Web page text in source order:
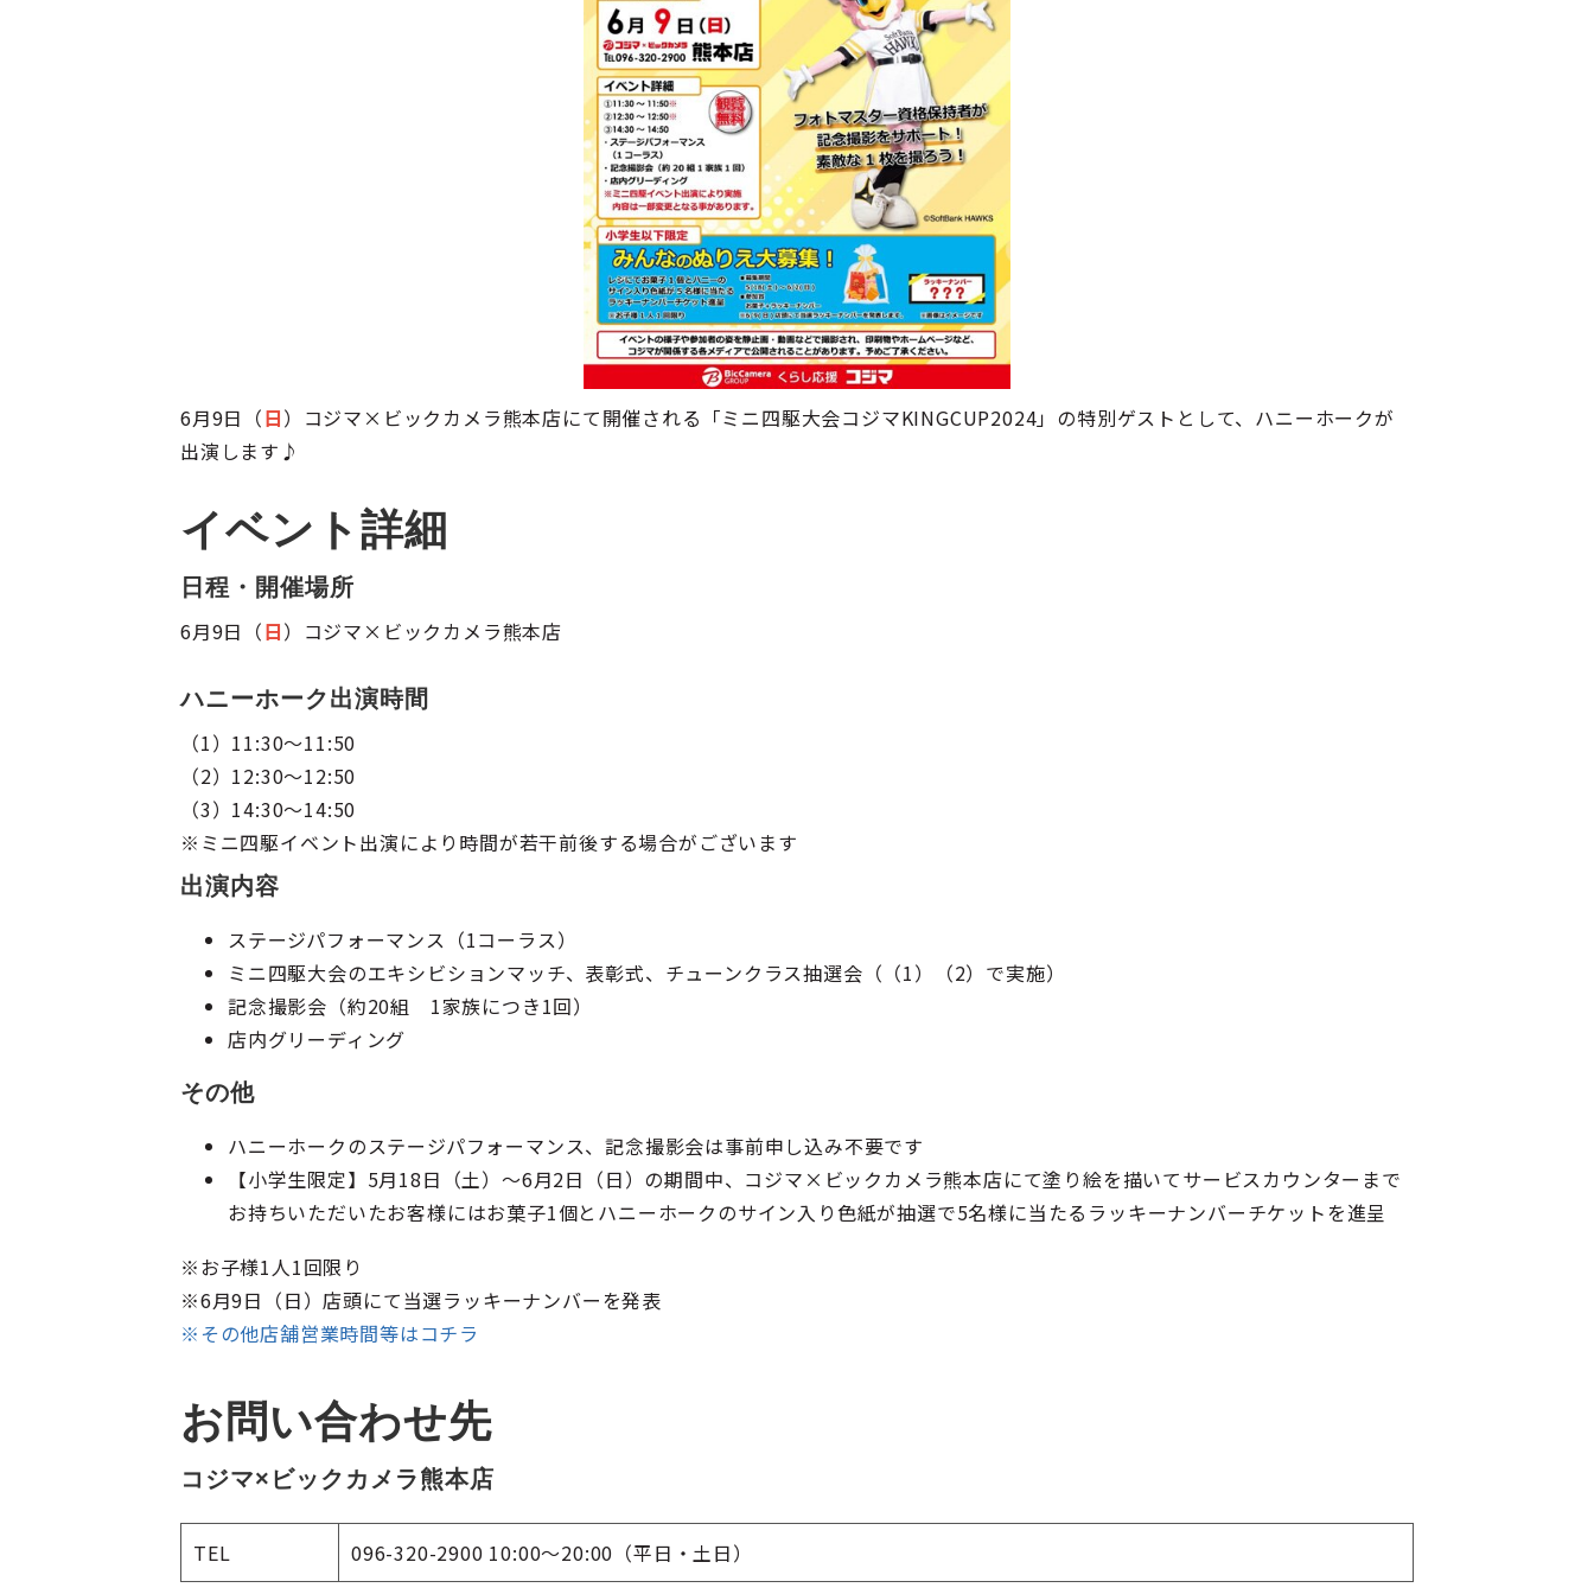
6月9日（日）コジマ×ビックカメラ熊本店にて開催される「ミニ四駆大会コジマKINGCUP2024」の特別ゲストとして、ハニーホークが
出演します♪
イベント詳細
日程・開催場所
6月9日（日）コジマ×ビックカメラ熊本店
ハニーホーク出演時間
（1）11:30～11:50
（2）12:30～12:50
（3）14:30～14:50
※ミニ四駆イベント出演により時間が若干前後する場合がございます
出演内容
ステージパフォーマンス（1コーラス）
ミニ四駆大会のエキシビションマッチ、表彰式、チューンクラス抽選会（（1）（2）で実施）
記念撮影会（約20組 1家族につき1回）
店内グリーディング
その他
ハニーホークのステージパフォーマンス、記念撮影会は事前申し込み不要です
【小学生限定】5月18日（土）～6月2日（日）の期間中、コジマ×ビックカメラ熊本店にて塗り絵を描いてサービスカウンターまで
お持ちいただいたお客様にはお菓子1個とハニーホークのサイン入り色紙が抽選で5名様に当たるラッキーナンバーチケットを進呈
※お子様1人1回限り
※6月9日（日）店頭にて当選ラッキーナンバーを発表
※その他店舗営業時間等はコチラ
お問い合わせ先
コジマ×ビックカメラ熊本店
TEL 096-320-2900 10:00～20:00（平日・土日）